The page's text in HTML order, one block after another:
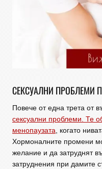
СЕКСУАЛНИ ПРОБЛЕМИ
Повече от една трета от
сексуални проблеми. Те
менопаузата, когато
Хормоналните промени
желание и да затруднят
затруднения при дамите